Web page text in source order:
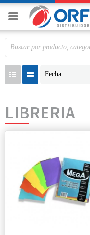
Fecha
LIBRERIA